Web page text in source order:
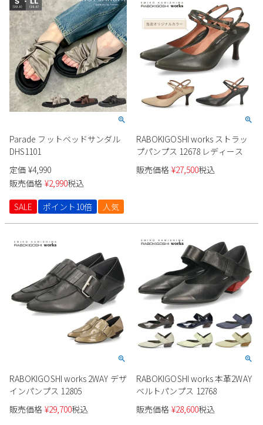
Parade フットベッドサンダル
DHS1101
定価 ¥4,990
販売価格 ¥2,990税込
SALE
ポイント10倍 人気
RABOKIGOSHI works ストラッ
プパンプス 12678 レディース
販売価格 ¥27,500税込
RABOKIGOSHI works 2WAY デザ
インパンプス 12805
販売価格 ¥29,700税込
RABOKIGOSHI works 本革2WAY
ベルトパンプス 12768
販売価格 ¥28,600税込